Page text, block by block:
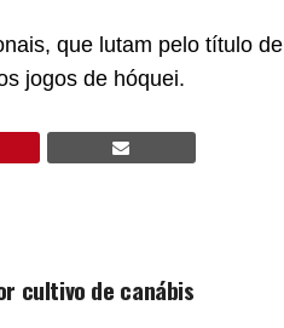
que lutam pelo título de
jogos de hóquei.
cultivo de canábis